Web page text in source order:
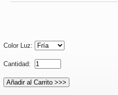
Color Luz:
Cantidad: